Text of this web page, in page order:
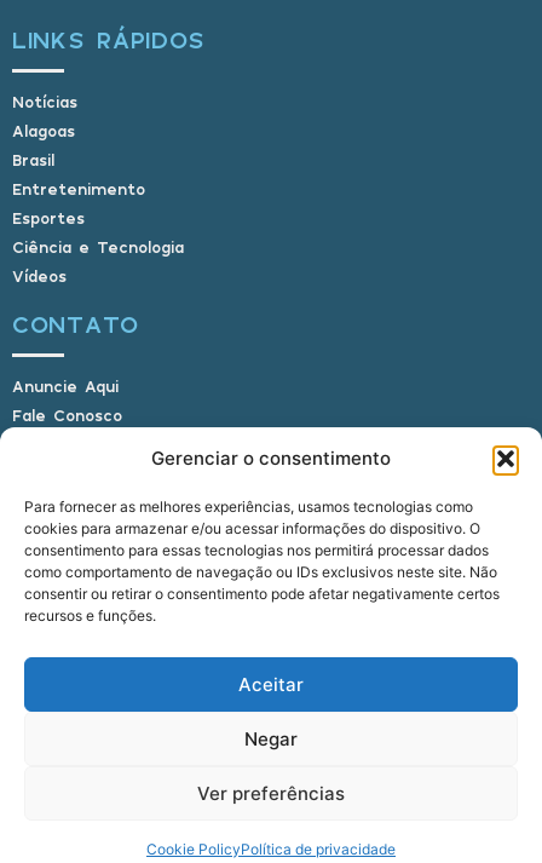
Gerenciar o consentimento
Para fornecer as melhores experiências, usamos tecnologias como
cookies para armazenar e/ou acessar informações do dispositivo. O
consentimento para essas tecnologias nos permitirá processar dados
como comportamento de navegação ou IDs exclusivos neste site. Não
consentir ou retirar o consentimento pode afetar negativamente certos
recursos e funções.
Aceitar
Negar
Ver preferências
Cookie PolicyPolítica de privacidade
LINKS RÁPIDOS
Notícias
Alagoas
Brasil
Entretenimento
Esportes
Ciência e Tecnologia
Vídeos
CONTATO
Anuncie Aqui
Fale Conosco
E-mail: alagoasbrasilnoticias@gmail.com
Telefone: (82) 9 9691-0391 (Whatsapp)
Responsável Técnico: Crysthyan Carlos
Rua do Sau - Centro - Anadia - AL - CEP:
© 2022 - 2026 Alagoas Brasil Notícias. Todos os
direitos reservados.
fiveagência